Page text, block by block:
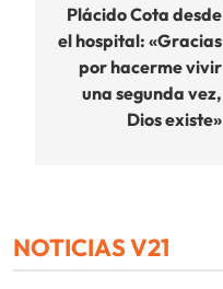
de
entradas
Plácido Cota desde
el hospital: «Gracias
por hacerme vivir
una segunda vez,
Dios existe»
NOTICIAS V21